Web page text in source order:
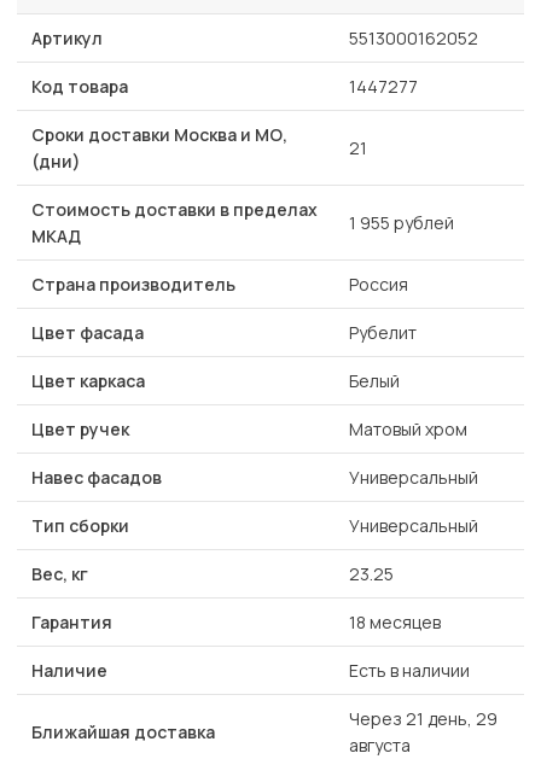
Артикул 5513000162052
Код товара 1447277
Сроки доставки Москва и МО,
(дни)
21
Стоимость доставки в пределах
МКАД
1 955 рублей
Страна производитель Россия
Цвет фасада Рубелит
Цвет каркаса Белый
Цвет ручек Матовый хром
Навес фасадов Универсальный
Тип сборки Универсальный
Вес, кг 23.25
Гарантия 18 месяцев
Наличие Есть в наличии
Ближайшая доставка
Через 21 день, 29
августа